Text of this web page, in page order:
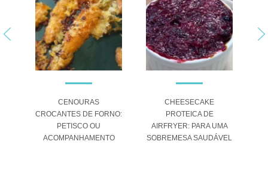
CENOURAS
CROCANTES DE FORNO:
PETISCO OU
ACOMPANHAMENTO
CHEESECAKE
PROTEICA DE
AIRFRYER: PARA UMA
SOBREMESA SAUDÁVEL